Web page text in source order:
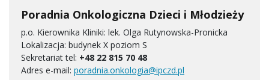
Poradnia Onkologiczna Dzieci i Młodzieży
p.o. Kierownika Kliniki: lek. Olga Rutynowska-Pronicka
Lokalizacja: budynek X poziom S
Sekretariat tel: +48 22 815 70 48
Adres e-mail: poradnia.onkologia@ipczd.pl